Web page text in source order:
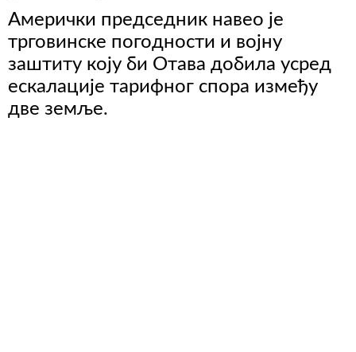
Амерички председник навео је
трговинске погодности и војну
заштиту коју би Отава добила усред
ескалације тарифног спора између
две земље.